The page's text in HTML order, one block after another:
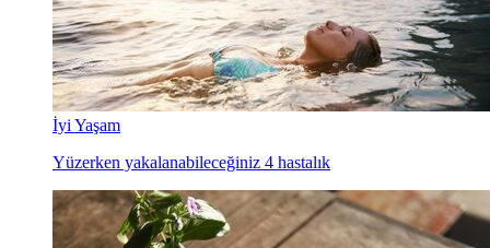
İyi Yaşam
Yüzerken yakalanabileceğiniz 4 hastalık